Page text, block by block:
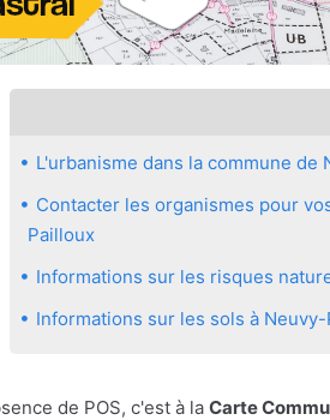
L'urbanisme dans la commune de
Contacter les organismes pour
Pailloux
Informations sur les risques
Informations sur les sols à
de POS, c'est à la Carte